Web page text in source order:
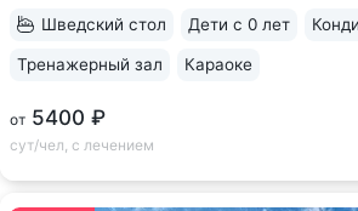
от 5400 ₽
сут/чел, с лечением
Шведский стол Дети с 0 лет
Тренажерный зал Караоке